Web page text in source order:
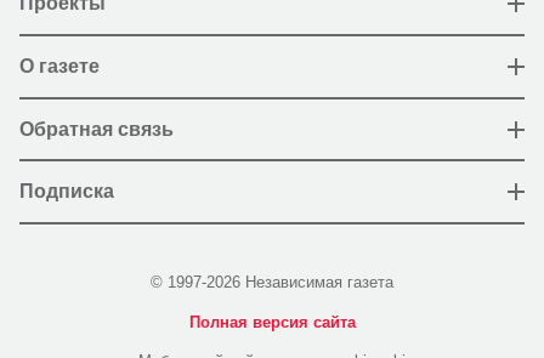
О газете
Обратная связь
Подписка
© 1997-2026 Независимая газета
Полная версия сайта